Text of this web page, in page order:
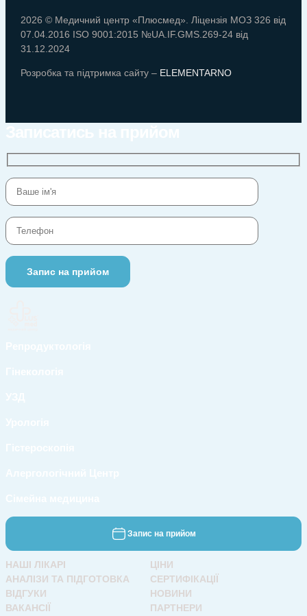
2026 © Медичний центр «Плюсмед». Ліцензія МОЗ 326 від
07.04.2016 ISO 9001:2015 №UA.IF.GMS.269-24 від
31.12.2024
Розробка та підтримка сайту – ELEMENTARNO
Запис на прийом
НАШІ ЛІКАРІ
ЦІНИ
АНАЛІЗИ ТА ПІДГОТОВКА
СЕРТИФІКАЦІЇ
ВІДГУКИ
НОВИНИ
ВАКАНСІЇ
ПАРТНЕРИ